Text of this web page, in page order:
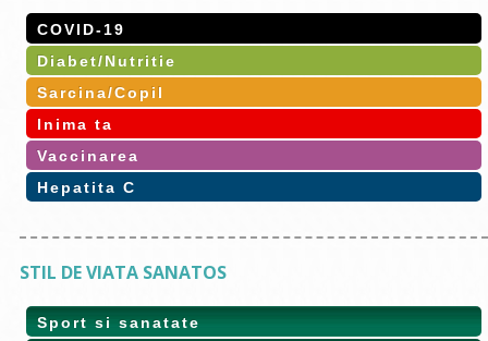
COVID-19
Diabet/Nutritie
Sarcina/Copil
Inima ta
Vaccinarea
Hepatita C
STIL DE VIATA SANATOS
Sport si sanatate